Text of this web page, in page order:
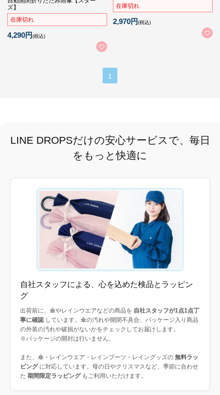
ズ】
在庫切れ
4,290円(税込)
在庫切れ
2,970円(税込)
1
LINE DROPSだけの安心サービスで、毎日
をもっと快適に
自社スタッフによる、心を込めた検品とラッピン
グ
出荷前に、傘やレインウエアなどの商品を 自社スタッフが1点1点丁
寧に確認 しています。傘の汚れや開閉不具合、パッケージ入り商品
の外装の汚れや破損がないかをチェックしてお届けします。
※パッケージの開封は行いません。
また、傘・レインウエア・レインブーツ・レイングッズの 無料ラッ
ピングに対応しています。母の日やクリスマスなど、季節に合わせ
た 期間限定ラッピングもご利用いただけます。